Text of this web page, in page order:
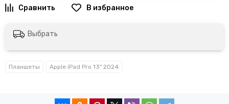
Выбрать
Планшеты Apple iPad Pro 13" 2024